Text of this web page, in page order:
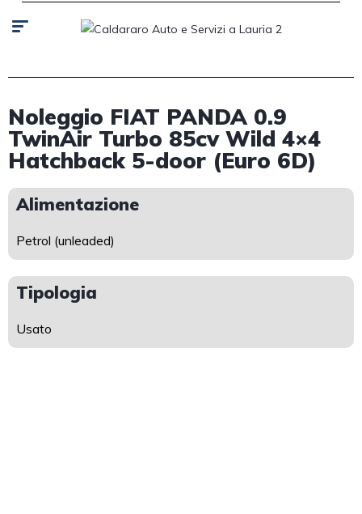
Noleggio FIAT PANDA 0.9
TwinAir Turbo 85cv Wild 4×4
Hatchback 5-door (Euro 6D)
Alimentazione
Petrol (unleaded)
Tipologia
Usato